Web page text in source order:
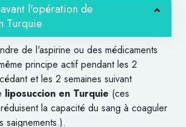
l'opération de
Turquie
de l'aspirine ou des médicaments
principe actif pendant les 2
et les 2 semaines suivant
liposuccion en Turquie (ces
la capacité du sang à coaguler
saignements.).